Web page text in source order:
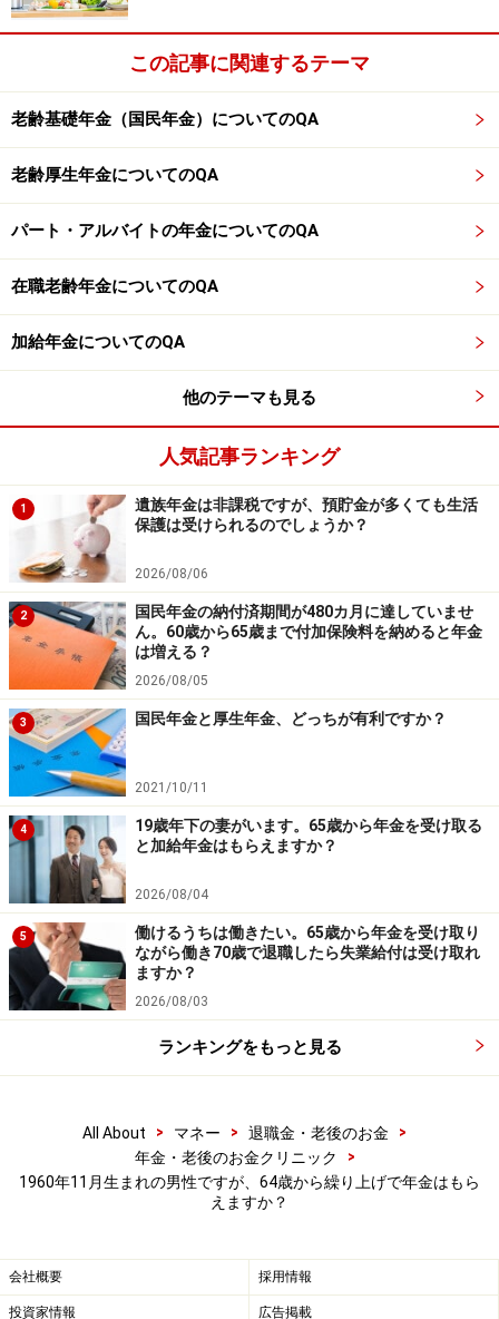
※年金プチ相談コーナーに取り上げてほしい質問がある
応募するか、コメント欄への書き込みを
お願いします。
監修・文／深川 弘恵（ファイナンシャルプランナー）
※記事内容は執筆時点のものです。最新の内容をご確認くださ
い。
本記事の内容は一般的な情報提供を目的としており、特定の金融
商品や投資行動を推奨するものではありません。
掲載情報の正確性・完全性については十分に配慮しております
最新の情報や詳細については、必ず各金融機関やサービス提供者
の公式情報をご確認ください。
・「家計」について、アンケート（2026/8/31まで）を実施
中です！
※抽選で20名にAmazonギフト券1000円分プレゼント
※謝礼付きの限定アンケートやモニター企画に参加が可能に
なります
この記事に関連するテーマ
老齢基礎年金（国民年金）についてのQA
老齢厚生年金についてのQA
パート・アルバイトの年金についてのQA
在職老齢年金についてのQA
加給年金についてのQA
他のテーマも見る
人気記事ランキング
1
遺族年金は非課税ですが、預貯金が多くても生活
保護は受けられるのでしょうか？
2026/08/06
2
国民年金の納付済期間が480カ月に達していませ
ん。60歳から65歳まで付加保険料を納めると年金
は増える？
2026/08/05
3 国民年金と厚生年金、どっちが有利ですか？
2021/10/11
4
19歳年下の妻がいます。65歳から年金を受け取る
と加給年金はもらえますか？
2026/08/04
5
働けるうちは働きたい。65歳から年金を受け取り
ながら働き70歳で退職したら失業給付は受け取れ
ますか？
2026/08/03
ランキングをもっと見る
All About > マネー > 退職金・老後のお金
>
年金・老後のお金クリニック
>
1960年11月生まれの男性ですが、64歳から繰り上げで年金はもら
えますか？
会社概要 採用情報
投資家情報 広告掲載